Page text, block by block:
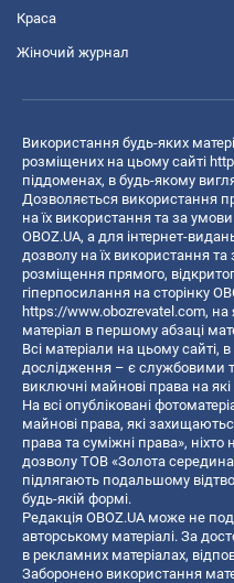
Краса
Жіночий журнал
Використання будь-яких
розміщених на цьому сайті
піддоменах, в будь-якому
Дозволяється використання
на їх використання та за
OBOZ.UA, а для інтернет-
дозволу на їх використання
розміщення прямого,
гіперпосилання на сторінку
https://www.obozrevatel.com, на
матеріал в першому абзаці
Всі матеріали на цьому сайті, в
дослідження – є службовими
виключні майнові права на
На всі опубліковані
майнові права, які
права та суміжні права»,
дозволу ТОВ «Золота
підлягають подальшому
будь-якій формі.
Редакція OBOZ.UA може не
авторському матеріалі. За
в рекламних матеріалах,
Заборонено використання